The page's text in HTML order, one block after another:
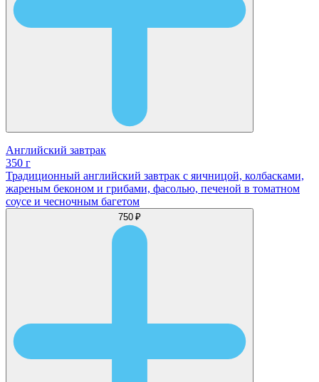
Английский завтрак
350 г
Традиционный английский завтрак с яичницой, колбасками,
жареным беконом и грибами, фасолью, печеной в томатном
соусе и чесночным багетом
750 ₽